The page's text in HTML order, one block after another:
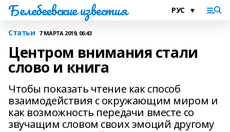
Белебеевские известия
Статьи 7 МАРТА 2019, 06:43
Центром внимания стали
слово и книга
Чтобы показать чтение как способ
взаимодействия с окружающим миром и
как возможность передачи вместе со
звучащим словом своих эмоций другому